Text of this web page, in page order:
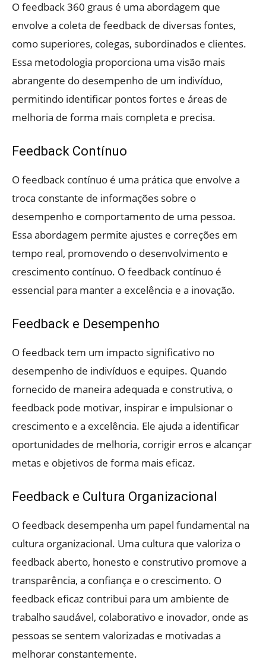
O feedback 360 graus é uma abordagem que
envolve a coleta de feedback de diversas fontes,
como superiores, colegas, subordinados e clientes.
Essa metodologia proporciona uma visão mais
abrangente do desempenho de um indivíduo,
permitindo identificar pontos fortes e áreas de
melhoria de forma mais completa e precisa.
Feedback Contínuo
O feedback contínuo é uma prática que envolve a
troca constante de informações sobre o
desempenho e comportamento de uma pessoa.
Essa abordagem permite ajustes e correções em
tempo real, promovendo o desenvolvimento e
crescimento contínuo. O feedback contínuo é
essencial para manter a excelência e a inovação.
Feedback e Desempenho
O feedback tem um impacto significativo no
desempenho de indivíduos e equipes. Quando
fornecido de maneira adequada e construtiva, o
feedback pode motivar, inspirar e impulsionar o
crescimento e a excelência. Ele ajuda a identificar
oportunidades de melhoria, corrigir erros e alcançar
metas e objetivos de forma mais eficaz.
Feedback e Cultura Organizacional
O feedback desempenha um papel fundamental na
cultura organizacional. Uma cultura que valoriza o
feedback aberto, honesto e construtivo promove a
transparência, a confiança e o crescimento. O
feedback eficaz contribui para um ambiente de
trabalho saudável, colaborativo e inovador, onde as
pessoas se sentem valorizadas e motivadas a
melhorar constantemente.